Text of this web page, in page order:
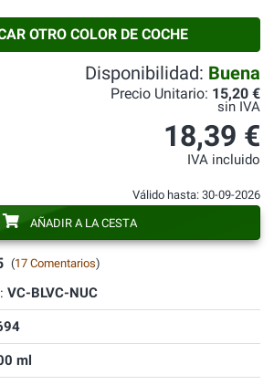
OTRO COLOR DE COCHE
(17 Comentarios)
VC-BLVC-NUC
ml
Disponibilidad: Buena
Precio Unitario: 15,20 €
sin IVA
18,39 €
IVA incluido
Válido hasta: 30-09-2026
AÑADIR A LA CESTA